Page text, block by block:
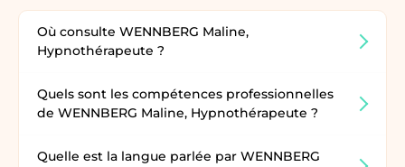
Où consulte WENNBERG Maline,
Hypnothérapeute ?
Quels sont les compétences professionnelles
de WENNBERG Maline, Hypnothérapeute ?
Quelle est la langue parlée par WENNBERG